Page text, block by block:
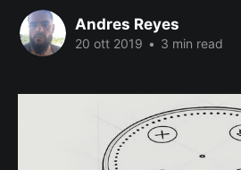
Andres Reyes
20 ott 2019 • 3 min read